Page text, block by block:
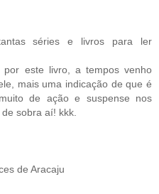
séries e livros para ler
por este livro, a tempos venho
mais uma indicação de que é
de ação e suspense nos
sobra aí! kkk.
de Aracaju